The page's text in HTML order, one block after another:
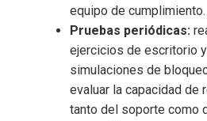
equipo de cumplimiento.
Pruebas periódicas:
ejercicios de escritorio y
simulaciones de
evaluar la capacidad de
tanto del soporte como